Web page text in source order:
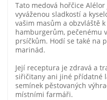
Tato medová hořčice
vyváženou sladkostí a
vašim masům a obzvláště
hamburgerům, pečenému
prsíčkům. Hodí se také na
marinád.
Její receptura je zdravá a
siřičitany ani jiné přídatné
semínek pěstovaných
místními farmáři.